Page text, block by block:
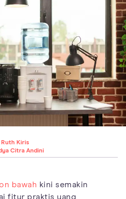
Ruth Kiris
Citra Andini
bawah kini semakin
fitur praktis yang